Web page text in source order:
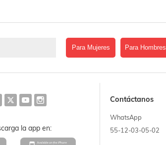
Para Mujeres Para Hombres
la app en:
Contáctanos
WhatsApp
55-12-03-05-02